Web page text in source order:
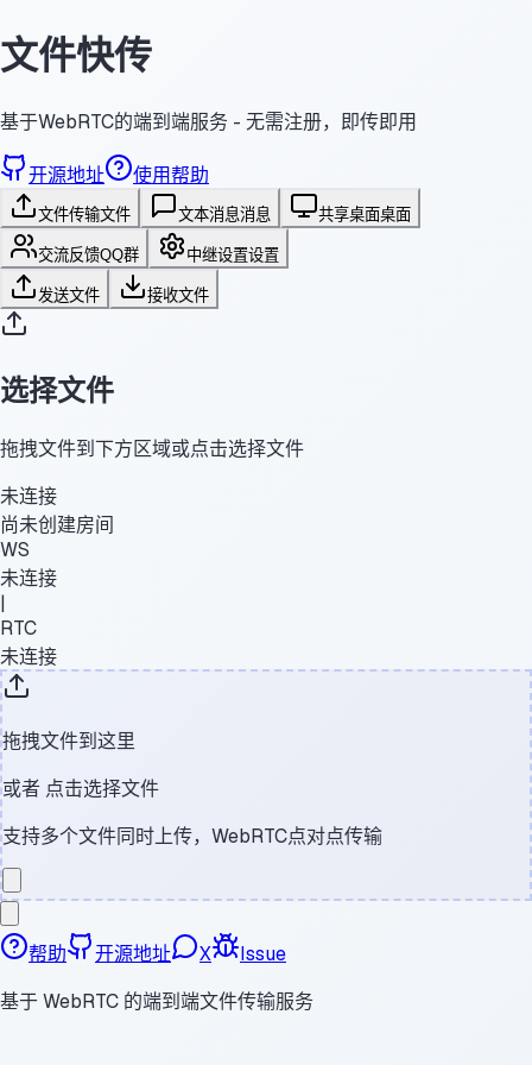
文件快传
基于WebRTC的端到端服务 - 无需注册，即传即用
开源地址 使用帮助
文件传输文件 文本消息消息 共享桌面桌面
交流反馈QQ群 中继设置设置
发送文件 接收文件
选择文件
拖拽文件到下方区域或点击选择文件
未连接
尚未创建房间
WS
未连接
|
RTC
未连接
拖拽文件到这里
或者 点击选择文件
支持多个文件同时上传，WebRTC点对点传输
帮助 开源地址 X
Issue
基于 WebRTC 的端到端文件传输服务